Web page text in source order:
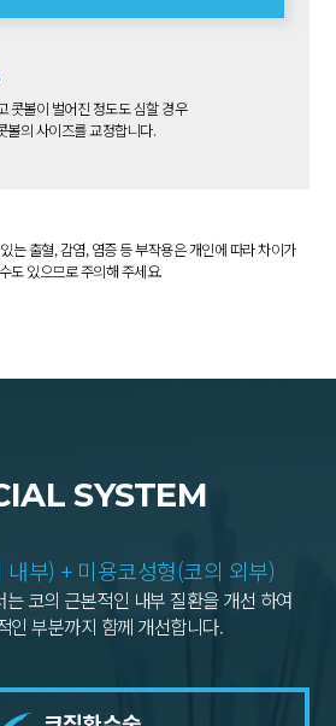
콧볼이 벌어진 정도도 심할 경우
볼의 사이즈를 교정합니다.
는 출혈, 감염, 염증 등 부작용은 개인에 따라 차이가
도 있으므로 주의해 주세요.
SYSTEM
내부) + 미용코성형(코의 외부)
코의 근본적인 내부 질환을 개선 하여
인 부분까지 함께 개선합니다.